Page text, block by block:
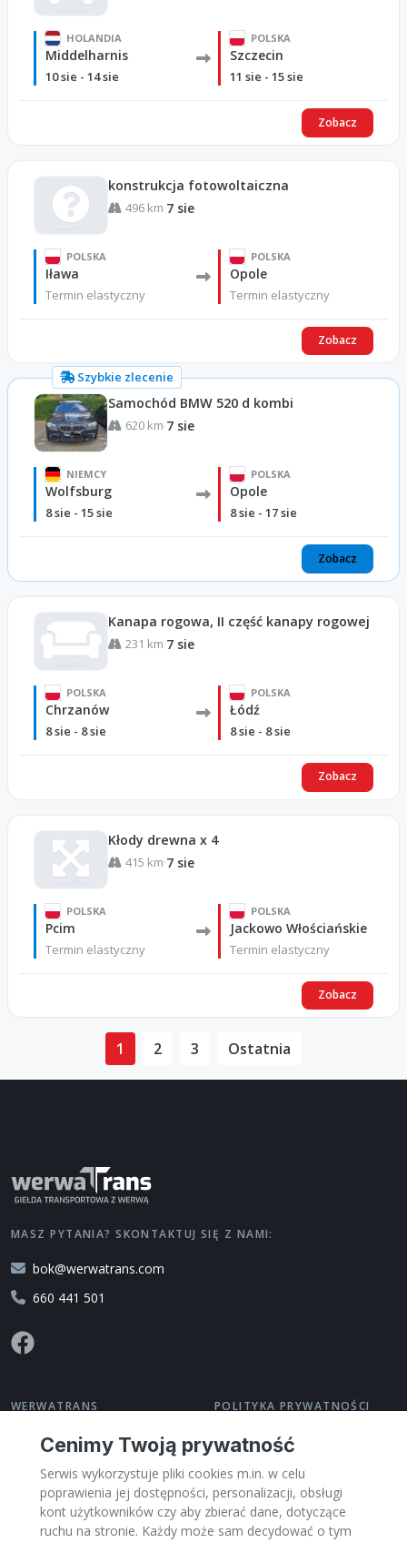
HOLANDIA
Middelharnis
10 sie - 14 sie
POLSKA
Szczecin
11 sie - 15 sie
Zobacz
konstrukcja fotowoltaiczna
496 km·7 sie
POLSKA
Iława
Termin elastyczny
POLSKA
Opole
Termin elastyczny
Zobacz
Szybkie zlecenie
Samochód BMW 520 d kombi
620 km·7 sie
NIEMCY
Wolfsburg
8 sie - 15 sie
POLSKA
Opole
8 sie - 17 sie
Zobacz
Kanapa rogowa, II część kanapy rogowej
231 km·7 sie
POLSKA
Chrzanów
8 sie - 8 sie
POLSKA
Łódź
8 sie - 8 sie
Zobacz
Kłody drewna x 4
415 km·7 sie
POLSKA
Pcim
Termin elastyczny
POLSKA
Jackowo Włościańskie
Termin elastyczny
Zobacz
1 2 3 Ostatnia
Cenimy Twoją prywatność
Serwis wykorzystuje pliki cookies m.in. w celu
poprawienia jej dostępności, personalizacji, obsługi
kont użytkowników czy aby zbierać dane, dotyczące
ruchu na stronie. Każdy może sam decydować o tym
MASZ PYTANIA? SKONTAKTUJ SIĘ Z NAMI:
bok@werwatrans.com
660 441 501
WERWATRANS
O nas
Kontakt
Pomoc
Dla Przewoźników
POLITYKA PRYWATNOŚCI
Polityka prywatności
Regulamin
Zarządzaj cookies
PL